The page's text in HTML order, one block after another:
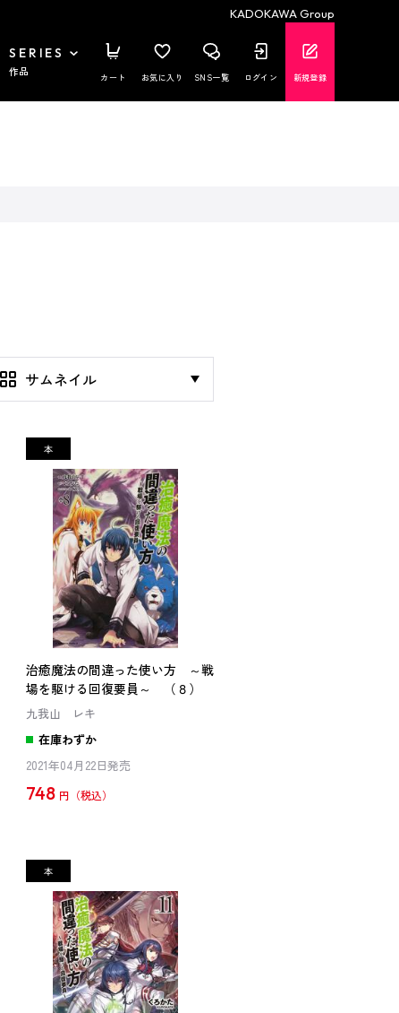
KADOKAWA Group
SERIES
作品 カート お気に入り SNS一覧 ログイン 新規登録
治癒魔法の間違った使い方 ～戦
場を駆ける回復要員～ （８）
九我山 レキ
在庫わずか
2021年04月22日発売
748 円